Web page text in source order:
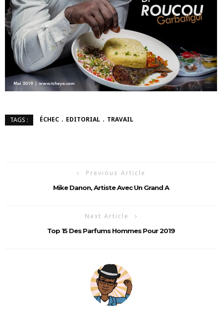
TAGS : ÉCHEC EDITORIAL TRAVAIL
Previous Article
Mike Danon, Artiste Avec Un Grand A
Next Article
Top 15 Des Parfums Hommes Pour 2019